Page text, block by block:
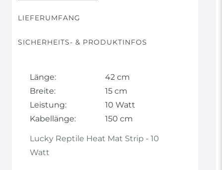
LIEFERUMFANG
SICHERHEITS- & PRODUKTINFOS
Lucky Reptile Heat Mat Strip - 10
Watt
Länge:
42 cm
Breite:
15 cm
Leistung:
10 Watt
Kabellänge:
150 cm